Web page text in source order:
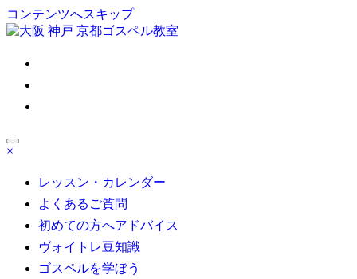
コンテンツへスキップ
ゴスペル 大阪/京都/神戸/東京/名古屋/博多｜Satisfy My Soul
ッスン受付中！自分の声を好きになる
×
レッスン・カレンダー
よくあるご質問
初めての方へアドバイス
ヴォイトレ豆知識
ゴスペルを学ぼう